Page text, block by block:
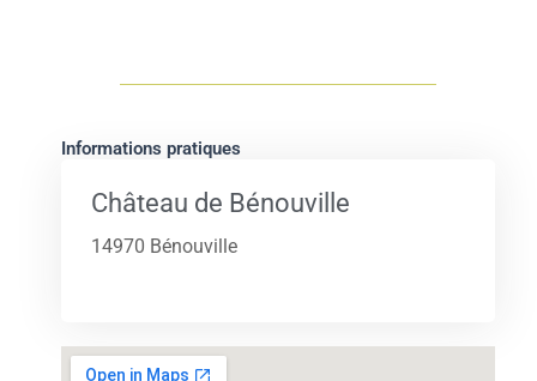
Informations pratiques
Château de Bénouville
14970 Bénouville